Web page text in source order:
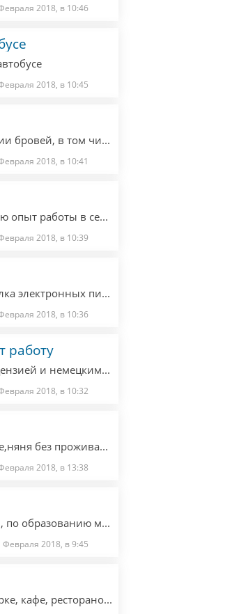
2018, в 10:46
2018, в 10:45
Мастер браумейкер, владею всеми техниками коррекции бровей, в том числе и перманентным макияжем. Опты работы больше 6 лет. Ищу работу в салоне красоты.
2018, в 10:41
Ищу работу сиделки. Мне 43, я эстонка, медсестра, имею опыт работы в семьях. Могу выполнять все медицинские рекомендации. Также помогу по дому, вести домашнее хозяйство. Порядочная, пунктуальная, без вредных привычек. Знание немецкого языка средний уровень, русский в совершенстве, эстонский родной.
2018, в 10:39
Офис-менеджер с опытом ищет работу, умения : рассылка электронных писем клиентам; поиск новых клиентов, консультирование клиентов по телефону, письменно и лично. Знание немецкого на хорошем уровне.
2018, в 10:36
работу
Квалифицированный врач косметолог с немецкой лицензией и немецкими сертификатами, ищет работу в салоне. Провожу омоложение кожи лица, шеи и декольте методом мезотерапии, мезонитей, мезококтелей, биоревитализации. Моделирование губ, скул.
2018, в 10:32
Женщина 55 ,русская ищу подработку/работу по уборке,няня без проживания. Опыт работы ,ответственная,без проблемная.Только Берлин
2018, в 13:38
Ищу работу по уходу за больными, пожилыми людьми, по образованию медсестра. Опыт работы с лежачими тяжелыми больными. Ответственная, добрая, хорошо готовлю, наведу порядок, проведу все медицинские манипуляции. Есть рекомендации.
2018, в 9:45
Женщина, 39 лет, рассмотрит варианты работы по уборке, кафе, ресторанов, работу на складе. Все документы для работы в наличии.